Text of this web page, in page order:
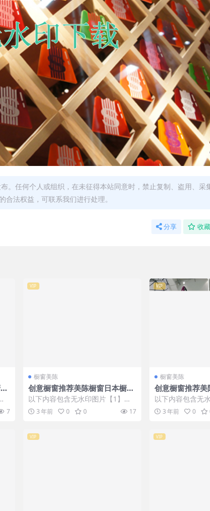
。任何个人或组织，在未征得本站同意时，禁止复制、盗用、采
法权益，可联系我们进行处理。
分享 收藏
7
VIP
橱窗美陈
创意橱窗推荐美陈橱窗日本橱窗
设计 (348)
以下内容包含无水印图片【1】张
，开通会员无障碍浏览 开通VIP会
员 3 年前 0 0 17
VIP
橱窗美陈
创意橱窗推荐美
设计 (169)
以下内容包含无
，开通会员无障
员 3 年前 0
VIP VIP